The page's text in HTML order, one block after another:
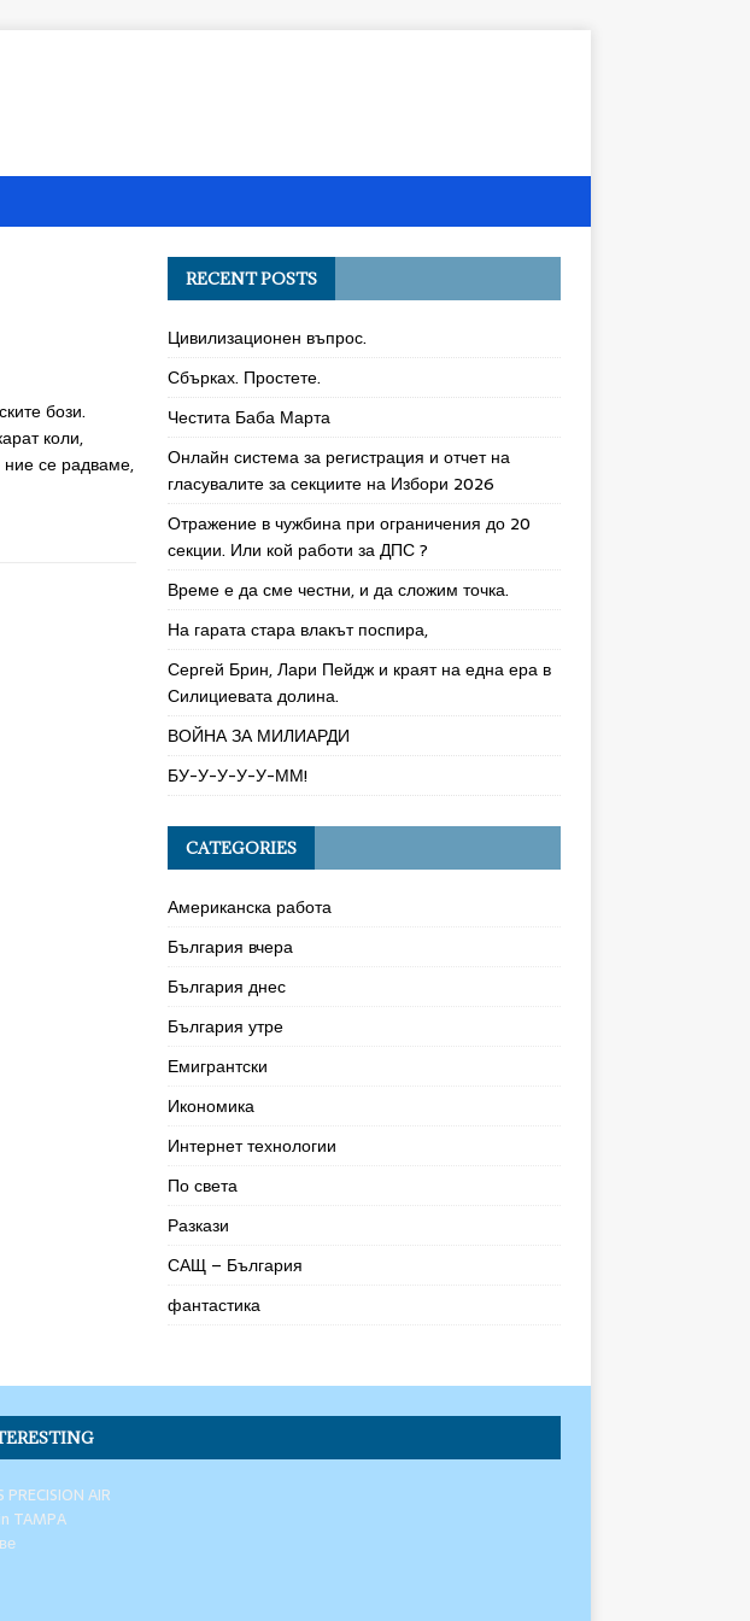
бози.
коли,
ние се радваме,
RECENT POSTS
Цивилизационен въпрос.
Сбърках. Простете.
Честита Баба Марта
Онлайн система за регистрация и отчет на
гласувалите за секциите на Избори 2026
Отражение в чужбина при ограничения до 20
секции. Или кой работи за ДПС ?
Време е да сме честни, и да сложим точка.
На гарата стара влакът поспира,
Сергей Брин, Лари Пейдж и краят на една ера в
Силициевата долина.
ВОЙНА ЗА МИЛИАРДИ
БУ-У-У-У-У-ММ!
CATEGORIES
Американска работа
България вчера
България днес
България утре
Емигрантски
Икономика
Интернет технологии
По света
Разкази
САЩ – България
фантастика
PRECISION AIR
TAMPA